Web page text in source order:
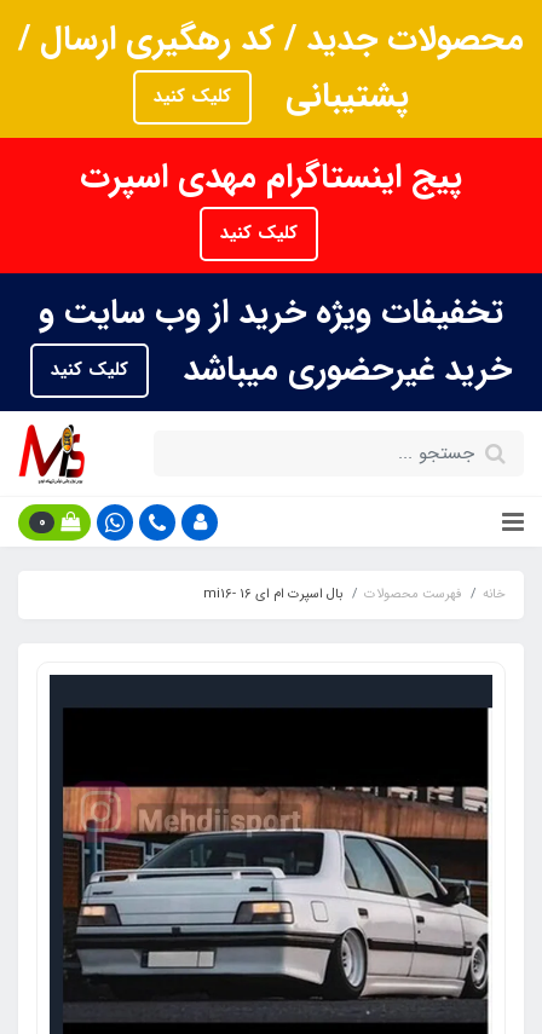
محصولات جدید / کد رهگیری ارسال /
پشتیبانی
کلیک کنید
پیج اینستاگرام مهدی اسپرت
کلیک کنید
تخفیفات ویژه خرید از وب سایت و
خرید غیرحضوری میباشد
کلیک کنید
0
خانه فهرست محصولات بال اسپرت ام ای 16 -mi16